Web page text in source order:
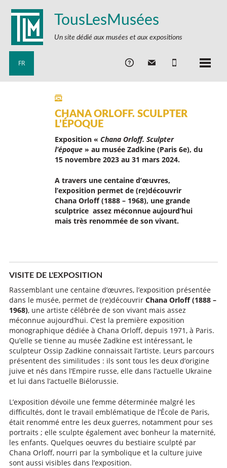
TousLesMusées
Un site dédié aux musées et aux expositions
FR
CHANA ORLOFF. SCULPTER
L’ÉPOQUE
Exposition « Chana Orloff. Sculpter
l’époque » au musée Zadkine (Paris 6e), du
15 novembre 2023 au 31 mars 2024.
A travers une centaine d’œuvres,
l’exposition permet de (re)découvrir
Chana Orloff (1888 – 1968), une grande
sculptrice assez méconnue aujourd’hui
mais très renommée de son vivant.
VISITE DE L'EXPOSITION
Rassemblant une centaine d’œuvres, l’exposition présentée
dans le musée, permet de (re)découvrir Chana Orloff (1888 –
1968), une artiste célébrée de son vivant mais assez
méconnue aujourd’hui. C’est la première exposition
monographique dédiée à Chana Orloff, depuis 1971, à Paris.
Qu’elle se tienne au musée Zadkine est intéressant, le
sculpteur Ossip Zadkine connaissait l’artiste. Leurs parcours
présentent des similitudes : ils sont tous les deux d’origine
juive et nés dans l’Empire russe, elle dans l’actuelle Ukraine
et lui dans l’actuelle Biélorussie.
L’exposition dévoile une femme déterminée malgré les
difficultés, dont le travail emblématique de l’École de Paris,
était renommé entre les deux guerres, notamment pour ses
portraits ; elle sculpte également avec bonheur la maternité,
les enfants. Quelques oeuvres du bestiaire sculpté par
Chana Orloff, nourri par la symbolique et la culture juive
sont aussi visibles dans l’exposition.